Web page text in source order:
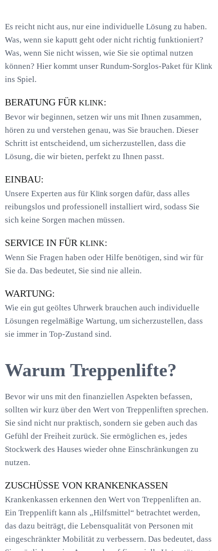
Es reicht nicht aus, nur eine individuelle Lösung zu haben.
Was, wenn sie kaputt geht oder nicht richtig funktioniert?
Was, wenn Sie nicht wissen, wie Sie sie optimal nutzen
können? Hier kommt unser Rundum-Sorglos-Paket für Klink
ins Spiel.
BERATUNG FÜR KLINK:
Bevor wir beginnen, setzen wir uns mit Ihnen zusammen,
hören zu und verstehen genau, was Sie brauchen. Dieser
Schritt ist entscheidend, um sicherzustellen, dass die
Lösung, die wir bieten, perfekt zu Ihnen passt.
EINBAU:
Unsere Experten aus für Klink sorgen dafür, dass alles
reibungslos und professionell installiert wird, sodass Sie
sich keine Sorgen machen müssen.
SERVICE IN FÜR KLINK:
Wenn Sie Fragen haben oder Hilfe benötigen, sind wir für
Sie da. Das bedeutet, Sie sind nie allein.
WARTUNG:
Wie ein gut geöltes Uhrwerk brauchen auch individuelle
Lösungen regelmäßige Wartung, um sicherzustellen, dass
sie immer in Top-Zustand sind.
Warum Treppenlifte?
Bevor wir uns mit den finanziellen Aspekten befassen,
sollten wir kurz über den Wert von Treppenliften sprechen.
Sie sind nicht nur praktisch, sondern sie geben auch das
Gefühl der Freiheit zurück. Sie ermöglichen es, jedes
Stockwerk des Hauses wieder ohne Einschränkungen zu
nutzen.
ZUSCHÜSSE VON KRANKENKASSEN
Krankenkassen erkennen den Wert von Treppenliften an.
Ein Treppenlift kann als „Hilfsmittel“ betrachtet werden,
das dazu beiträgt, die Lebensqualität von Personen mit
eingeschränkter Mobilität zu verbessern. Das bedeutet, dass